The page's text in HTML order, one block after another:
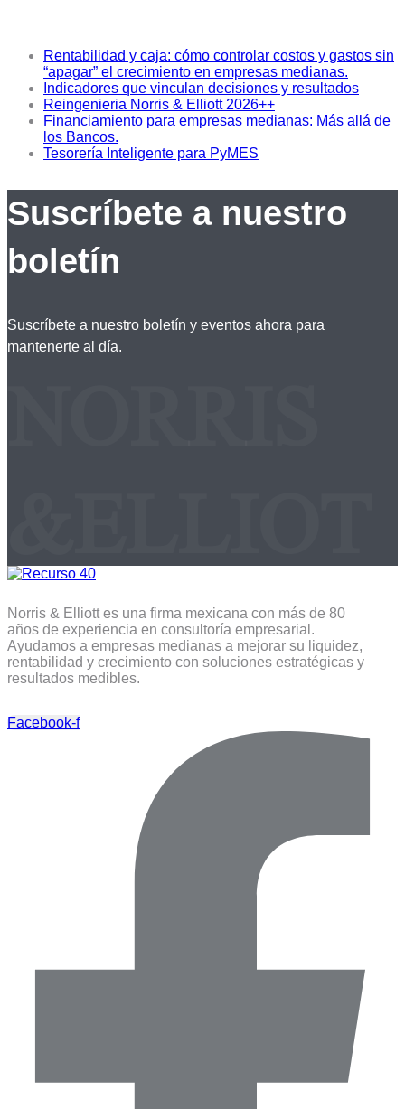
Rentabilidad y caja: cómo controlar costos y gastos sin
“apagar” el crecimiento en empresas medianas.
Indicadores que vinculan decisiones y resultados
Reingenieria Norris & Elliott 2026++
Financiamiento para empresas medianas: Más allá de
los Bancos.
Tesorería Inteligente para PyMES
Suscríbete a nuestro
boletín
Suscríbete a nuestro boletín y eventos ahora para
mantenerte al día.
Norris & Elliott es una firma mexicana con más de 80
años de experiencia en consultoría empresarial.
Ayudamos a empresas medianas a mejorar su liquidez,
rentabilidad y crecimiento con soluciones estratégicas y
resultados medibles.
Facebook-f